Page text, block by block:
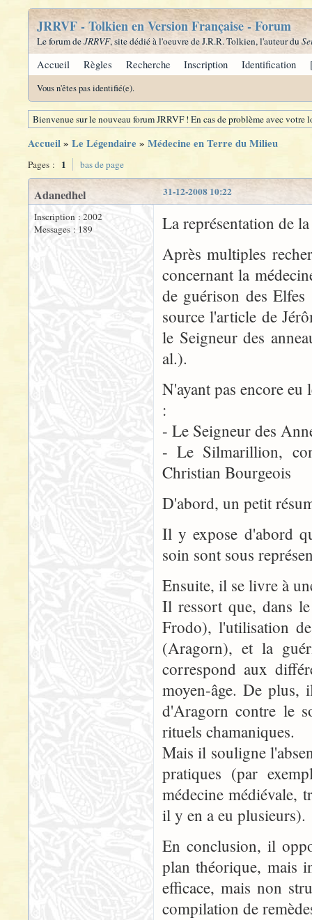
JRRVF - Tolkien en Version Française - Forum
Le forum deJRRVF, site dédié à l'oeuvre de J.R.R. Tolkien, l'auteur du
Accueil Règles Recherche Inscription Identification
Vous n'êtes pas identifié(e).
Bienvenue sur le nouveau forum JRRVF ! En cas de problème avec
Accueil» Le Légendaire » Médecine en Terre du Milieu
Pages : 1 bas de page
31-12-2008 10:22
Adanedhel
Inscription : 2002
Messages : 189
La représentation de
Après multiples
concernant la
de guérison des
source l'article de
le Seigneur des
al.).
N'ayant pas encore
:
- Le Seigneur des
- Le Silmarillion,
Christian Bourgeois
D'abord, un petit
Il y expose d'abord
soin sont sous
Ensuite, il se livre à
Il ressort que, dans
Frodo), l'utilisation
(Aragorn), et la
correspond aux
moyen-âge. De plus,
d'Aragorn contre le
rituels chamaniques.
Mais il souligne
pratiques (par
médecine médiévale,
il y en a eu plusieurs).
En conclusion, il
plan théorique, mais
efficace, mais non
compilation de